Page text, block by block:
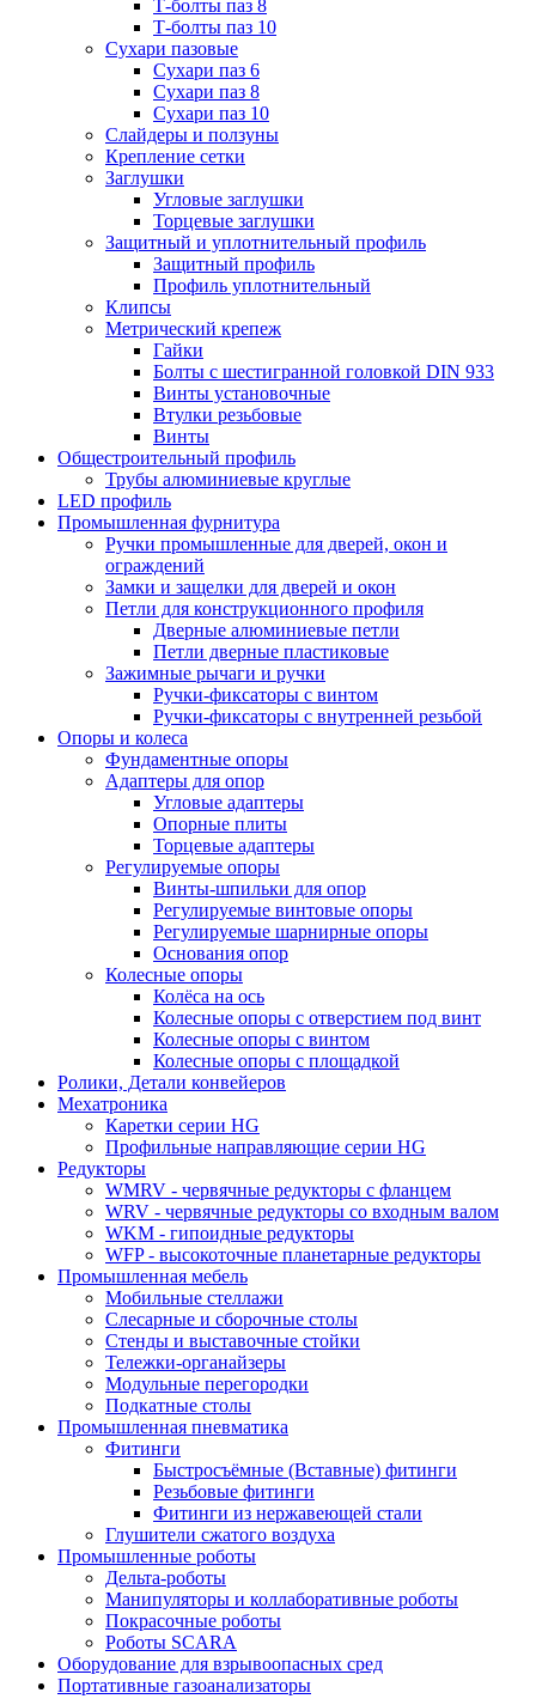
Т-болты паз 8
Т-болты паз 10
Сухари пазовые
Сухари паз 6
Сухари паз 8
Сухари паз 10
Слайдеры и ползуны
Крепление сетки
Заглушки
Угловые заглушки
Торцевые заглушки
Защитный и уплотнительный профиль
Защитный профиль
Профиль уплотнительный
Клипсы
Метрический крепеж
Гайки
Болты с шестигранной головкой DIN 933
Винты установочные
Втулки резьбовые
Винты
Общестроительный профиль
Трубы алюминиевые круглые
LED профиль
Промышленная фурнитура
Ручки промышленные для дверей, окон и
ограждений
Замки и защелки для дверей и окон
Петли для конструкционного профиля
Дверные алюминиевые петли
Петли дверные пластиковые
Зажимные рычаги и ручки
Ручки-фиксаторы c винтом
Ручки-фиксаторы c внутренней резьбой
Опоры и колеса
Фундаментные опоры
Адаптеры для опор
Угловые адаптеры
Опорные плиты
Торцевые адаптеры
Регулируемые опоры
Винты-шпильки для опор
Регулируемые винтовые опоры
Регулируемые шарнирные опоры
Основания опор
Колесные опоры
Колёса на ось
Колесные опоры с отверстием под винт
Колесные опоры с винтом
Колесные опоры с площадкой
Ролики, Детали конвейеров
Мехатроника
Каретки серии HG
Профильные направляющие серии HG
Редукторы
WMRV - червячные редукторы с фланцем
WRV - червячные редукторы со входным валом
WKM - гипоидные редукторы
WFP - высокоточные планетарные редукторы
Промышленная мебель
Мобильные стеллажи
Слесарные и сборочные столы
Стенды и выставочные стойки
Тележки-органайзеры
Модульные перегородки
Подкатные столы
Промышленная пневматика
Фитинги
Быстросъёмные (Вставные) фитинги
Резьбовые фитинги
Фитинги из нержавеющей стали
Глушители сжатого воздуха
Промышленные роботы
Дельта-роботы
Манипуляторы и коллаборативные роботы
Покрасочные роботы
Роботы SCARA
Оборудование для взрывоопасных сред
Портативные газоанализаторы